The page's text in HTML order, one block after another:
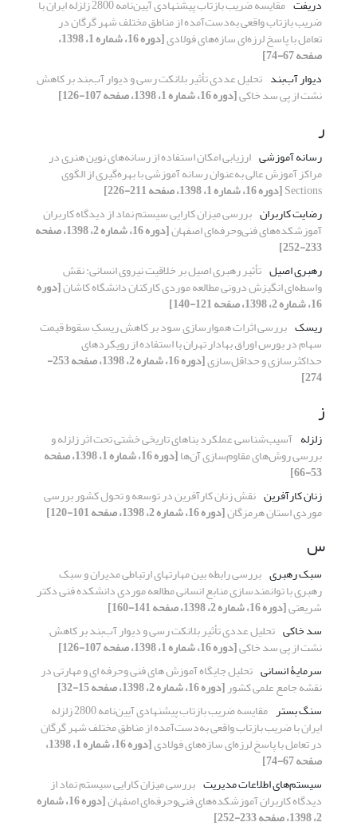
دریفت
مقایسه ضریب بازتاب پیشنهادی آیین‌نامه 2800 زلزله ایران با
ضریب بازتاب واقعی به‌دست‌آمده از مناطق مختلف شهر گرگان در
تعامل با پاسخ لرزه‌ای سازه‌های فولادی [دوره 16، شماره 1، 1398،
صفحه 67-74]
دیوار آب‌بند تحلیل عددی تأثیر بلانکت رسی و دیوار آب‌بند بر کاهش
نشت از پی سد خاکی[دوره 16، شماره 1، 1398، صفحه 107-126]
ر
رسانه آموزشی ارزیابی امکان استفاده از رسانه‌های نوین هنری در
مراکز آموزش عالی به‌عنوان رسانه آموزشی با بهره‌گیری از الگوی
Sections[دوره 16، شماره 1، 1398، صفحه 211-226]
رضایت کاربران بررسی میزان کارایی سیستم نماد از دیدگاه کاربران
آموزشکده‌های فنی‌وحرفه‌ای اصفهان [دوره 16، شماره 2، 1398، صفحه
233-252]
رهبری اصیل تأثیر رهبری اصیل بر خلاقیت نیروی انسانی: نقش
واسطه‌ای انگیزش درونی مطالعه موردی کارکنان دانشگاه کاشان[دوره
16، شماره 2، 1398، صفحه 121-140]
ریسک بررسی اثرات هموارسازی سود بر کاهش ریسکِ سقوط قیمت
سهام در بورس اوراق بهادار تهران با استفاده از رویکردهای
حداکثر‌سازی و حداقل‌سازی [دوره 16، شماره 2، 1398، صفحه 253-
274]
ز
زلزله آسیب‌شناسی عملکرد بناهای تاریخی خشتی تحت اثر زلزله و
بررسی روش‌های مقاوم‌سازی آن‌ها [دوره 16، شماره 1، 1398، صفحه
53-66]
زنان کارآفرین نقش زنان کارآفرین در توسعه و تحول کشور بررسی
موردی استان هرمزگان[دوره 16، شماره 2، 1398، صفحه 101-120]
س
سبک رهبری بررسی رابطه بین مهارت‎های ارتباطی مدیران و سبک
رهبری با توانمندسازی منابع انسانی مطالعه موردی دانشکده فنی دکتر
شریعتی[دوره 16، شماره 2، 1398، صفحه 141-160]
سد خاکی تحلیل عددی تأثیر بلانکت رسی و دیوار آب‌بند بر کاهش
نشت از پی سد خاکی[دوره 16، شماره 1، 1398، صفحه 107-126]
سرمایۀ انسانی تحلیل جایگاه آموزش های فنی وحرفه ای و مهارتی در
نقشه جامع علمی کشور[دوره 16، شماره 2، 1398، صفحه 15-32]
سنگ بستر
مقایسه ضریب بازتاب پیشنهادی آیین‌نامه 2800 زلزله
ایران با ضریب بازتاب واقعی به‌دست‌آمده از مناطق مختلف شهر گرگان
در تعامل با پاسخ لرزه‌ای سازه‌های فولادی [دوره 16، شماره 1، 1398،
صفحه 67-74]
سیستم‌های اطلاعات مدیریت بررسی میزان کارایی سیستم نماد از
دیدگاه کاربران آموزشکده‌های فنی‌وحرفه‌ای اصفهان [دوره 16، شماره
2، 1398، صفحه 233-252]